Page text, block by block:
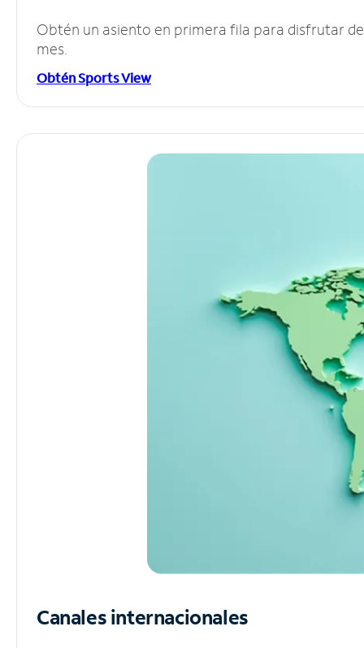
Obtén un asiento en primera fila para disfrutar
mes.
Obtén Sports View
Canales internacionales